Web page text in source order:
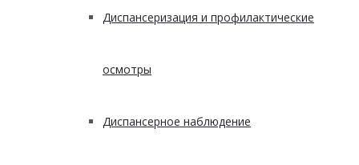
Диспансеризация и профилактические
осмотры
Диспансерное наблюдение